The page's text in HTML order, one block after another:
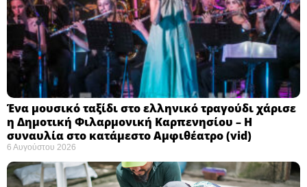
Ένα μουσικό ταξίδι στο ελληνικό τραγούδι χάρισε
η Δημοτική Φιλαρμονική Καρπενησίου – Η
συναυλία στο κατάμεστο Αμφιθέατρο (vid)
6 Αυγούστου 2026